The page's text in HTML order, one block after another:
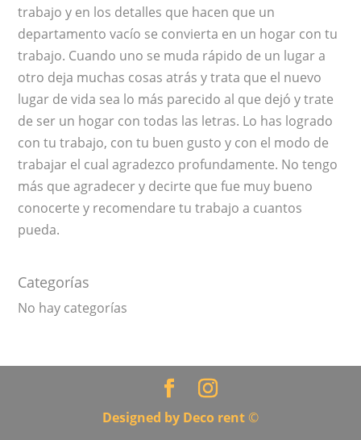
trabajo y en los detalles que hacen que un
departamento vacío se convierta en un hogar con tu
trabajo. Cuando uno se muda rápido de un lugar a
otro deja muchas cosas atrás y trata que el nuevo
lugar de vida sea lo más parecido al que dejó y trate
de ser un hogar con todas las letras. Lo has logrado
con tu trabajo, con tu buen gusto y con el modo de
trabajar el cual agradezco profundamente. No tengo
más que agradecer y decirte que fue muy bueno
conocerte y recomendare tu trabajo a cuantos
pueda.
Categorías
No hay categorías
Designed by Deco rent ©